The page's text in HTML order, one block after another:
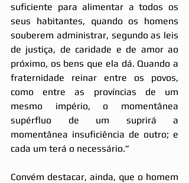
suficiente para alimentar a todos os
seus habitantes, quando os homens
souberem administrar, segundo as leis
de justiça, de caridade e de amor ao
próximo, os bens que ela dá. Quando a
fraternidade reinar entre os povos,
como entre as províncias de um
mesmo império, o momentânea
supérfluo de um suprirá a
momentânea insuficiência de outro; e
cada um terá o necessário.”
Convém destacar, ainda, que o homem